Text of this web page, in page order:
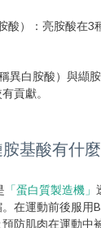
酸）：亮胺酸在3
異白胺酸）與纈
貢獻。
基酸有什
「蛋白質製造機」
在運動前後服用
防肌肉在運動中